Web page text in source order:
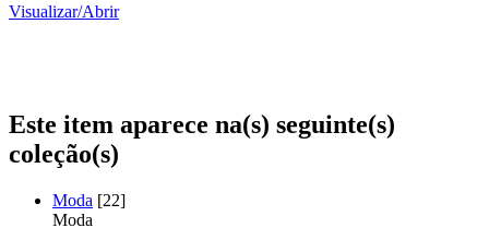
Visualizar/Abrir
Este item aparece na(s) seguinte(s)
coleção(s)
Moda [22]
Moda